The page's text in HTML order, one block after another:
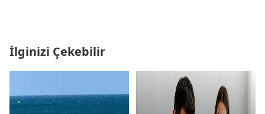
İlginizi Çekebilir